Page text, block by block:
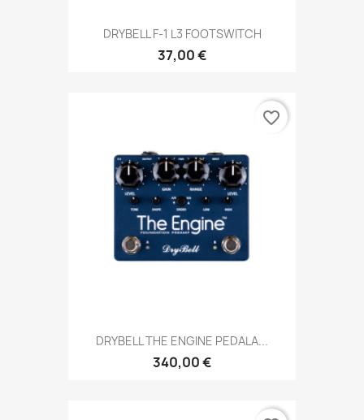
DRYBELL F-1 L3 FOOTSWITCH
37,00 €
DRYBELL THE ENGINE PEDALA...
340,00 €
favorite_border